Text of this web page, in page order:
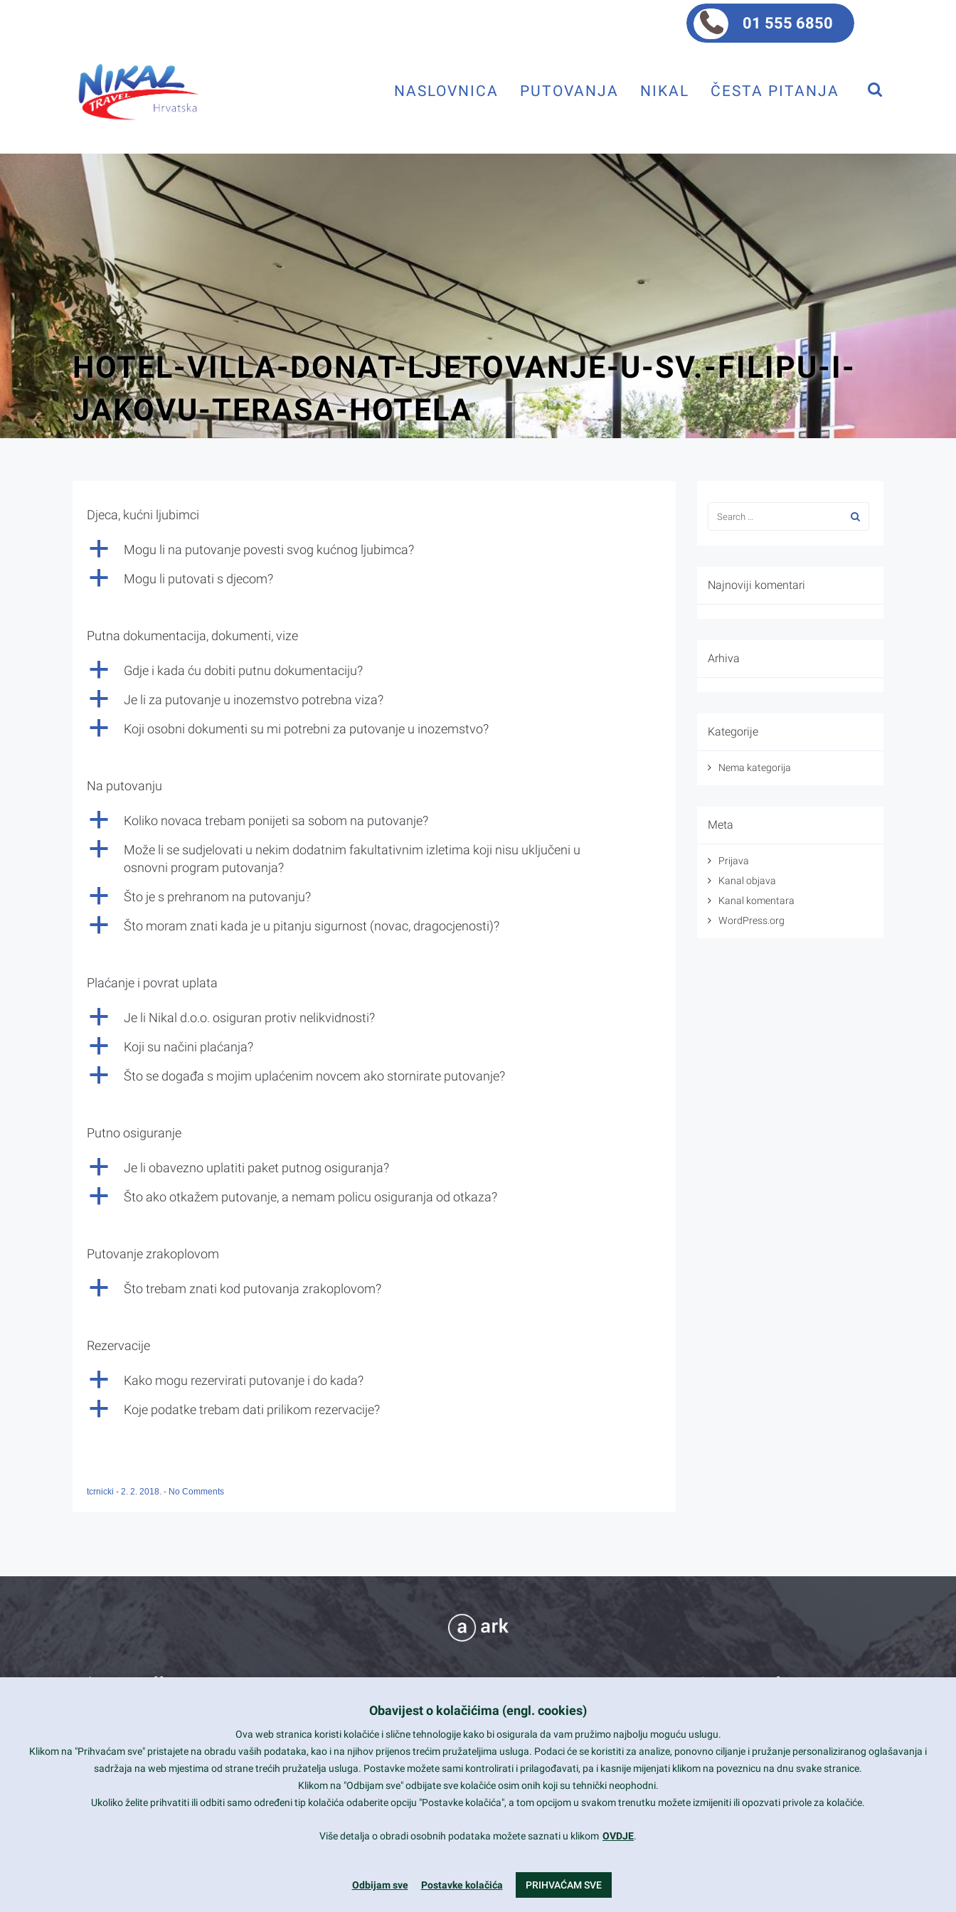
01 555 6850
NASLOVNICA PUTOVANJA NIKAL ČESTA PITANJA
HOTEL-VILLA-DONAT-LJETOVANJE-U-SV.-FILIPU-I-
JAKOVU-TERASA-HOTELA
Djeca, kućni ljubimci
a Mogu li na putovanje povesti svog kućnog ljubimca?
a Mogu li putovati s djecom?
Putna dokumentacija, dokumenti, vize
a Gdje i kada ću dobiti putnu dokumentaciju?
a Je li za putovanje u inozemstvo potrebna viza?
a Koji osobni dokumenti su mi potrebni za putovanje u inozemstvo?
Na putovanju
a Koliko novaca trebam ponijeti sa sobom na putovanje?
a
Može li se sudjelovati u nekim dodatnim fakultativnim izletima koji nisu uključeni u
osnovni program putovanja?
a Što je s prehranom na putovanju?
a Što moram znati kada je u pitanju sigurnost (novac, dragocjenosti)?
Plaćanje i povrat uplata
a Je li Nikal d.o.o. osiguran protiv nelikvidnosti?
a Koji su načini plaćanja?
a Što se događa s mojim uplaćenim novcem ako stornirate putovanje?
Putno osiguranje
a Je li obavezno uplatiti paket putnog osiguranja?
a Što ako otkažem putovanje, a nemam policu osiguranja od otkaza?
Putovanje zrakoplovom
a Što trebam znati kod putovanja zrakoplovom?
Rezervacije
a Kako mogu rezervirati putovanje i do kada?
a Koje podatke trebam dati prilikom rezervacije?
tcrnicki - 2. 2. 2018. - No Comments
Najnoviji komentari
Arhiva
Kategorije
Nema kategorija
Meta
Prijava
Kanal objava
Kanal komentara
WordPress.org
What we offer
Is your website user friendly?
Ark offers weekly stunning designs.
Why our customers love Ark?
Smart and beautiful design
Unlimited Eelements
Mobile ready
Contact Info
View, CA 94043
+1 650-253-0000
Daily: 9:00 am - 6:00 pm
Obavijest o kolačićima (engl. cookies)
Ova web stranica koristi kolačiće i slične tehnologije kako bi osigurala da vam pružimo najbolju moguću uslugu.
Klikom na "Prihvaćam sve" pristajete na obradu vaših podataka, kao i na njihov prijenos trećim pružateljima usluga. Podaci će se koristiti za analize, ponovno ciljanje i pružanje personaliziranog oglašavanja i
sadržaja na web mjestima od strane trećih pružatelja usluga. Postavke možete sami kontrolirati i prilagođavati, pa i kasnije mijenjati klikom na poveznicu na dnu svake stranice.
Klikom na "Odbijam sve" odbijate sve kolačiće osim onih koji su tehnički neophodni.
Ukoliko želite prihvatiti ili odbiti samo određeni tip kolačića odaberite opciju "Postavke kolačića", a tom opcijom u svakom trenutku možete izmijeniti ili opozvati privole za kolačiće.
Više detalja o obradi osobnih podataka možete saznati u klikom OVDJE.
Odbijam sve Postavke kolačića PRIHVAĆAM SVE